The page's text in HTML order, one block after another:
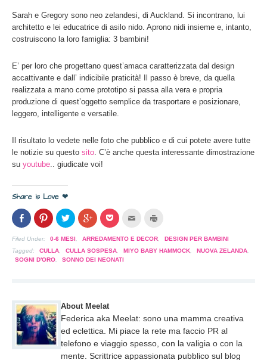
Sarah e Gregory sono neo zelandesi, di Auckland. Si incontrano, lui
architetto e lei educatrice di asilo nido. Aprono nidi insieme e, intanto,
costruiscono la loro famiglia: 3 bambini!
E’ per loro che progettano quest’amaca caratterizzata dal design
accattivante e dall’ indicibile praticità! Il passo è breve, da quella
realizzata a mano come prototipo si passa alla vera e propria
produzione di quest’oggetto semplice da trasportare e posizionare,
leggero, intelligente e versatile.
Il risultato lo vedete nelle foto che pubblico e di cui potete avere tutte
le notizie su questo sito. C’è anche questa interessante dimostrazione
su youtube.. giudicate voi!
Share is Love ❤
Condividi
su
Facebook
(Si
in
una
Clicca
per
condividere
su
(Si
apre
nuova
Clicca
per
condividere
su
(Si
apre
nuova
Clicca
per
condividere
su
(Si
apre
nuova
Clicca
per
su
(Si
apre
nuova
Clicca
l'articolo
mail
(Si
finestra)
(Si
in
Filed Under: 0-6 MESI ARREDAMENTO E DECOR
DESIGN PER BAMBINI
Tagged:
CULLA CULLA SOSPESA MIYO BABY HAMMOCK NUOVA ZELANDA
SOGNI D'ORO
SONNO DEI NEONATI
About Meelat
Federica aka Meelat: sono una mamma creativa
ed eclettica. Mi piace la rete ma faccio PR al
telefono e viaggio spesso, con la valigia o con la
mente. Scrittrice appassionata pubblico sul blog